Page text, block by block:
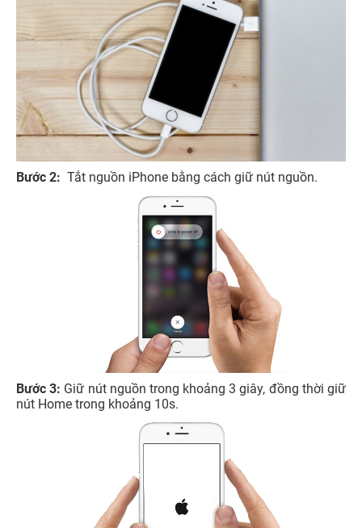
Bước 2: Tắt nguồn iPhone bằng cách giữ nút nguồn.
Bước 3: Giữ nút nguồn trong khoảng 3 giây, đồng thời giữ
nút Home trong khoảng 10s.